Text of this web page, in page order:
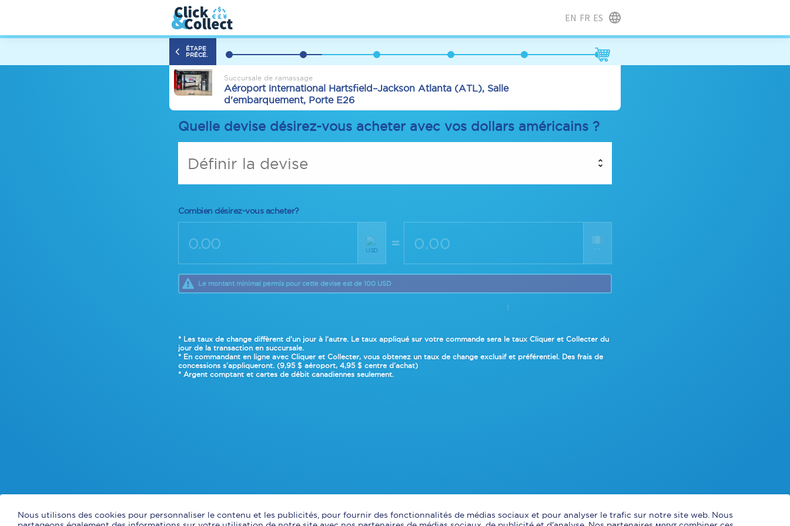
EN FR ES
ÉTAPE
PRÉCÉ.
Succursale de ramassage
Aéroport international Hartsfield–Jackson Atlanta (ATL), Salle
d'embarquement, Porte E26
Quelle devise désirez-vous acheter avec vos dollars américains ?
Définir la devise
Combien désirez-vous acheter?
USD = --
Le montant minimal permis pour cette devise est de 100 USD
1
* Les taux de change diffèrent d’un jour à l’autre. Le taux appliqué sur votre commande sera le taux Cliquer et Collecter du
jour de la transaction en succursale.
* En commandant en ligne avec Cliquer et Collecter, vous obtenez un taux de change exclusif et préférentiel. Des frais de
concessions s'appliqueront. (9,95 $ aéroport, 4,95 $ centre d'achat)
* Argent comptant et cartes de débit canadiennes seulement.
Nous utilisons des cookies pour personnaliser le contenu et les publicités, pour fournir des fonctionnalités de médias sociaux et pour analyser le trafic sur notre site web. Nous